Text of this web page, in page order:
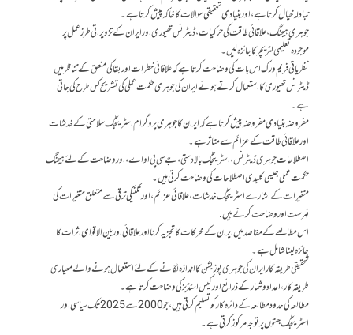
تبادلہ خیال کرتا ہے، اور بنیادی تحقیقی سوالات کا خاکہ پیش کرتا ہے۔
جوہری ہیجنگ، علاقائی طاقت کی حرکیات، ڈیٹرنس تھیوری اور ایران کے تزویراتی طرز عمل پر
موجودہ تعلیمی لٹریچر کا جائزہ لیں۔
نظریاتی فریم ورک اس بات کی وضاحت کرتا ہے کہ علاقائی خطرات اور بقا کی منطق کے تناظر میں
ڈیٹرنس تھیوری کا استعمال کرتے ہوئے ایران کی جوہری حکمت عملی کی تشریح کس طرح کی جاتی
ہے۔
مفروضہ بنیادی مفروضہ پیش کرتا ہے کہ ایران کا جوہری پروگرام اسٹریٹجک سلامتی کے خدشات
اور علاقائی طاقت کے عزائم سے متاثر ہے۔
اصطلاحات جوہری ڈیٹرنس، اسٹریٹجک بالادستی، جے سی پی او اے، اور وضاحت کے لئے ہیجنگ
حکمت عملی جیسی کلیدی اصطلاحات کی وضاحت کرتی ہیں۔
متغیرات کے اشارے اسٹریٹجک خدشات، علاقائی عزائم، اور تکنیکی ترقی سے متعلق متغیرات کی
فہرست اور وضاحت کرتے ہیں.
اس مطالعے کے مقاصد میں ایران کے محرکات کا تجزیہ کرنا اور علاقائی اور بین الاقوامی اثرات کا
جائزہ لینا شامل ہے۔
تحقیقی طریقہ کار ایران کی جوہری پوزیشن کا اندازہ لگانے کے لئے استعمال ہونے والے معیاری
طریقہ کار، اعداد و شمار کے ذرائع اور کیس اسٹڈیز کی وضاحت کرتا ہے۔
مطالعہ کی حدود مطالعہ کے دائرہ کار کو تسلیم کرتی ہیں ، جو 2000 سے 2025 تک سیاسی اور
اسٹریٹجک جہتوں پر توجہ مرکوز کرتی ہے۔